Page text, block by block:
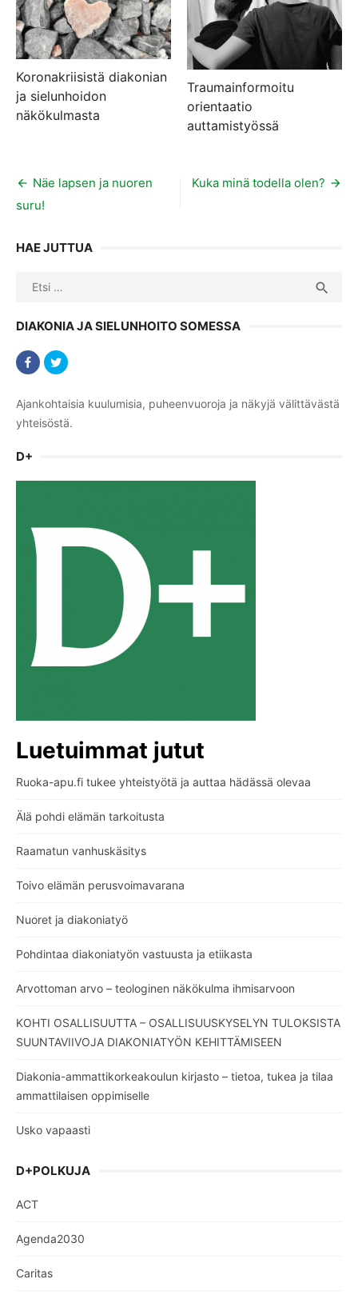
Koronakriisistä diakonian
ja sielunhoidon
näkökulmasta
Traumainformoitu
orientaatio
auttamistyössä
Artikkelien
selaus
Näe lapsen ja nuoren
suru!
Kuka minä todella olen?
HAE JUTTUA
Search

DIAKONIA JA SIELUNHOITO SOMESSA
Ajankohtaisia kuulumisia, puheenvuoroja ja näkyjä välittävästä
yhteisöstä.
D+
Luetuimmat jutut
Ruoka-apu.fi tukee yhteistyötä ja auttaa hädässä olevaa
Älä pohdi elämän tarkoitusta
Raamatun vanhuskäsitys
Toivo elämän perusvoimavarana
Nuoret ja diakoniatyö
Pohdintaa diakoniatyön vastuusta ja etiikasta
Arvottoman arvo – teologinen näkökulma ihmisarvoon
KOHTI OSALLISUUTTA – OSALLISUUSKYSELYN TULOKSISTA
SUUNTAVIIVOJA DIAKONIATYÖN KEHITTÄMISEEN
Diakonia-ammattikorkeakoulun kirjasto – tietoa, tukea ja tilaa
ammattilaisen oppimiselle
Usko vapaasti
D+POLKUJA
ACT
Agenda2030
Caritas